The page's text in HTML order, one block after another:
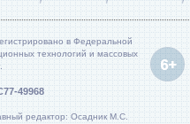
в Федеральной
технологий и массовых
49968
редактор: Осадник М.С.